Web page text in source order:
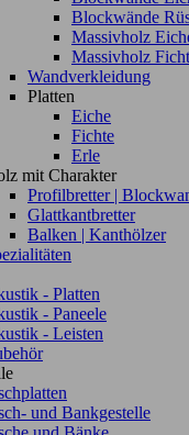
Blockwände
Massivholz
Massivholz
Wandverkleidung
Platten
Eiche
Fichte
Erle
mit Charakter
Profilbretter |
Glattkantbretter
Balken | Kanthölzer
- Platten
- Paneele
- Leisten
und Bankgestelle